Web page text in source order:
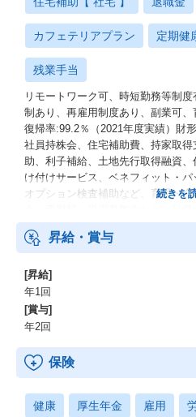
カフェテリアプラン 定期健
残業手当
リモートワーク可、時短勤務等制
制あり、再雇用制度あり、副業可
復帰率:99.2％（2021年度実績）財
社員持株会、住宅補助費、持家取
助、利子補給、土地先行取得融資
け付けサービス、ベネフィット・パ
オプション検査補助など、育児・
金、確定拠出年金）、電気通信共
昇給・賞与
[昇給]
年1回
[賞与]
年2回
保険
健康 厚生年金 雇用